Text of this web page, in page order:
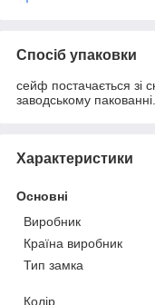
Спосіб упаковки
сейф постачається зі
заводському пакованні.
Характеристики
Основні
Виробник
Країна виробник
Тип замка
Колір